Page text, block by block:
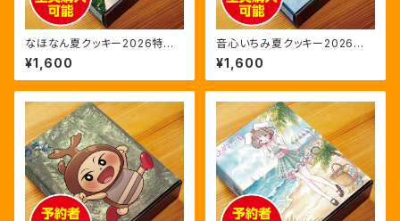
なほなん夏クッキー2026特別
版
¥1,600
音心いちみ夏クッキー2026特
別版
¥1,600